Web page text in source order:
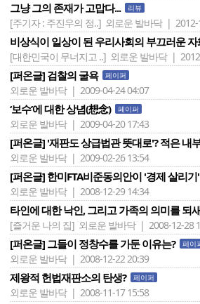
그냥 그의 존재가 고맙다... 리뷰
[주기자 : 주진우의 정..] 외로운 발바닥 | 2012-
비상식이 일상이 된 우리사회의 부끄러운
[대한민국이 무너지고 ..] 외로운 발바닥 |
[퍼온글] 검찰의 굴욕 페이퍼
외로운 발바닥 | 2009-04-24 04:07
‘보수’에 대한 상념(想念) 페이퍼
외로운 발바닥 | 2009-04-20 17:43
[퍼온글] '재판도 상급법관 뜻대로'? 적은 내
외로운 발바닥 | 2009-02-26 13:54
[퍼온글] 한미FTA비준동의안이 '경제 살리
외로운 발바닥 | 2008-12-29 14:34
타인에 대한 낙인, 그리고 가족의 의미를 되
[즐거운 나의 집] 외로운 발바닥 | 2008-12-28
[퍼온글] 그들이 정창수를 가둔 이유는? 페이
외로운 발바닥 | 2008-12-22 20:39
제왕적 헌법재판소의 탄생? 페이퍼
외로운 발바닥 | 2008-11-17 15:58